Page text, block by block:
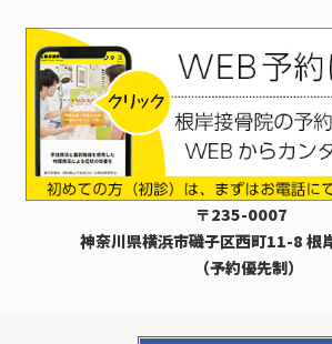
〒235-0007
神奈川県横浜市磯子区西町11-8 根
（予約優先制）